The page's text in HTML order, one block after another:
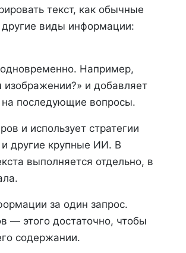
текст, как обычные
виды информации:
Например,
изображении?» и добавляет
на последующие вопросы.
и использует стратегии
и другие крупные ИИ. В
выполняется отдельно, в
за один запрос.
— этого достаточно, чтобы
содержании.